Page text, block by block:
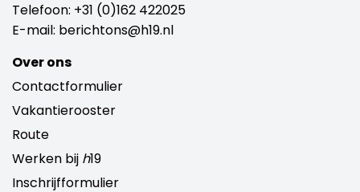
Telefoon: +31 (0)162 422025
E-mail: berichtons@h19.nl
Over ons
Contactformulier
Vakantierooster
Route
Werken bij h19
Inschrijfformulier